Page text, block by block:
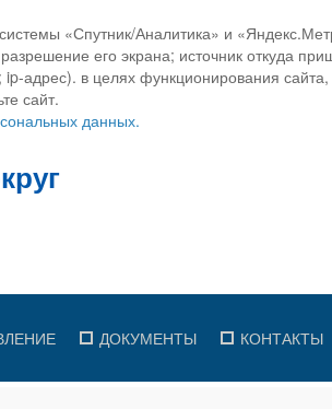
«Спутник/Аналитика» и
его экрана; источник откуда
адрес). в целях функционирования
сайт.
данных.
ДОКУМЕНТЫ КОНТАКТЫ